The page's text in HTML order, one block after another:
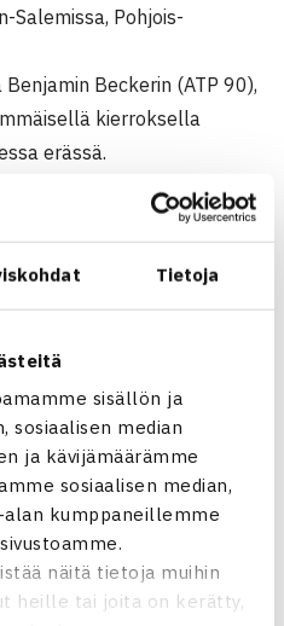
Tietoja
sisällön ja
sosiaalisen median
ja kävijämäärämme
sosiaalisen median,
kumppaneillemme
näitä tietoja muihin
heille tai joita on kerätty,
Salemissa, Pohjois-
Beckerin (ATP 90),
kierroksella
erässä.
kuudes kohtaaminen;
2010 he kohtasivat neljä
Tokiosta, jolloin Becker vei
päivän toinen kentällä,
aikaa.
turnauksen